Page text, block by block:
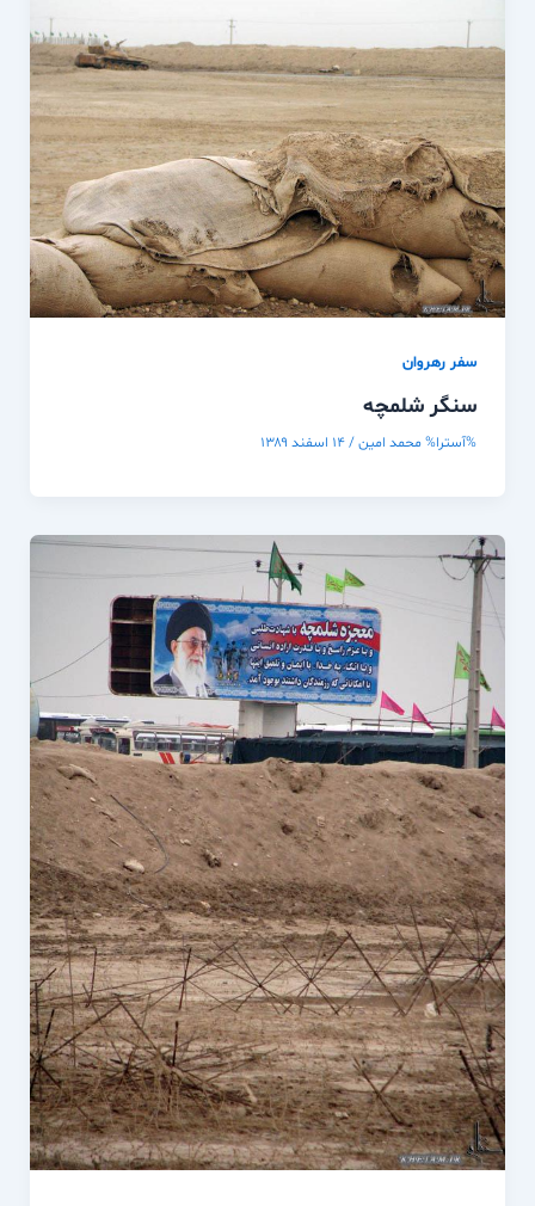
سفر رهروان
سنگر شلمچه
%آسترا% محمد امین/۱۴ اسفند ۱۳۸۹